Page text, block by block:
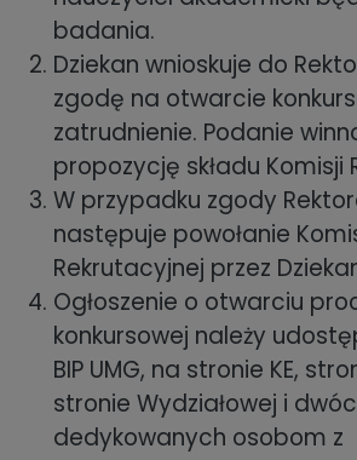
badania.
Dziekan wnioskuje do
zgodę na otwarcie
zatrudnienie. Podanie
propozycję składu Komisji
W przypadku zgody
następuje powołanie
Rekrutacyjnej przez
Ogłoszenie o otwarciu
konkursowej należy
BIP UMG, na stronie KE,
stronie Wydziałowej i
dedykowanych osobom z